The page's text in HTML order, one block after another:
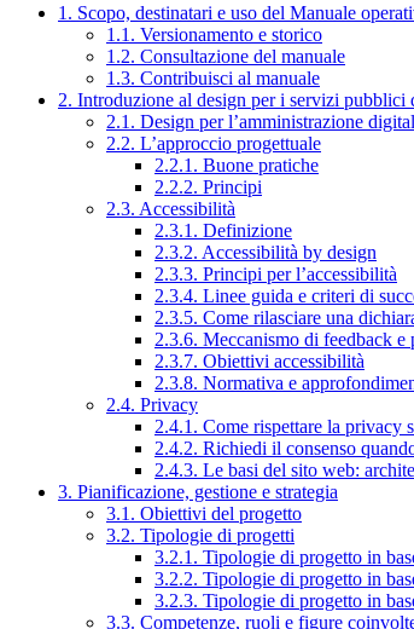
1. Scopo, destinatari e uso del Manuale
1.1. Versionamento e storico
1.2. Consultazione del manuale
1.3. Contribuisci al manuale
2. Introduzione al design per i servizi pubblici
2.1. Design per l’amministrazione
2.2. L’approccio progettuale
2.2.1. Buone pratiche
2.2.2. Principi
2.3. Accessibilità
2.3.1. Definizione
2.3.2. Accessibilità by design
2.3.3. Principi per l’accessibilità
2.3.4. Linee guida e criteri di
2.3.5. Come rilasciare una
2.3.6. Meccanismo di feedback e
2.3.7. Obiettivi accessibilità
2.3.8. Normativa e
2.4. Privacy
2.4.1. Come rispettare la privacy
2.4.2. Richiedi il consenso
2.4.3. Le basi del sito web:
3. Pianificazione, gestione e strategia
3.1. Obiettivi del progetto
3.2. Tipologie di progetti
3.2.1. Tipologie di progetto in
3.2.2. Tipologie di progetto in
3.2.3. Tipologie di progetto in
3.3. Competenze, ruoli e figure